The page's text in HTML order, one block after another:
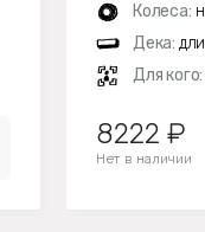
Колеса:
Дека:
Для кого:
8222 ₽
Нет в наличии